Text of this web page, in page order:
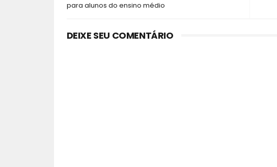
para alunos do ensino médio
DEIXE SEU COMENTÁRIO